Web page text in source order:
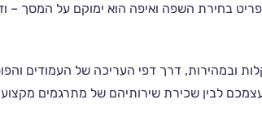
בחירת השפה ואיפה הוא ימוקם על המסך –
ובמהירות, דרך דפי העריכה של העמודים